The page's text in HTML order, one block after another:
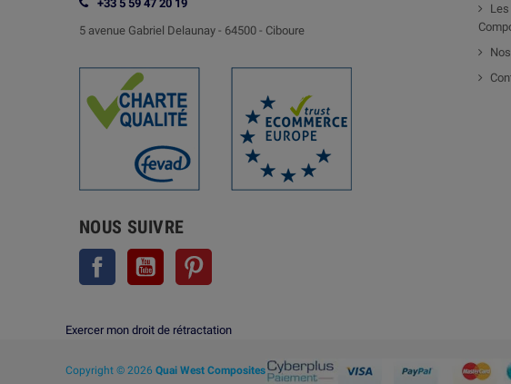
+33 5 59 47 20 19
5 avenue Gabriel Delaunay - 64500 - Ciboure
NOUS SUIVRE
Facebook YouTube
Exercer mon droit de rétractation
Copyright © 2026 Quai West Composites